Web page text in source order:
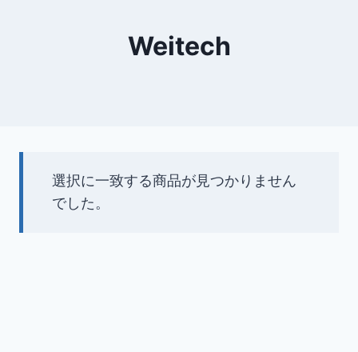
Weitech
選択に一致する商品が見つかりません
でした。